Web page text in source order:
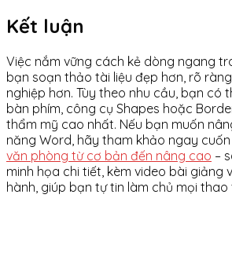
Kết luận
Việc nắm vững cách kẻ dòng ngang
bạn soạn thảo tài liệu đẹp hơn, rõ
nghiệp hơn. Tùy theo nhu cầu, bạn có
bàn phím, công cụ Shapes hoặc
thẩm mỹ cao nhất. Nếu bạn muốn
năng Word, hãy tham khảo ngay cuốn
văn phòng từ cơ bản đến nâng cao –
minh họa chi tiết, kèm video bài giảng
hành, giúp bạn tự tin làm chủ mọi